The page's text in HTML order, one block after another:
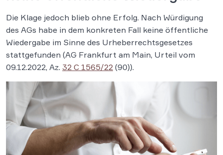
Die Klage jedoch blieb ohne Erfolg. Nach Würdigung
des AGs habe in dem konkreten Fall keine öffentliche
Wiedergabe im Sinne des Urheberrechtsgesetzes
stattgefunden (AG Frankfurt am Main, Urteil vom
09.12.2022, Az. 32 C 1565/22 (90)).